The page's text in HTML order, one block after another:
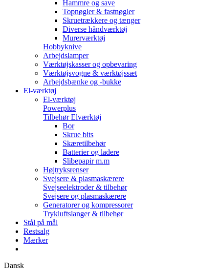
Hammre og save
Topnøgler & fastnøgler
Skruetrækkere og tænger
Diverse håndværktøj
Murerværktøj
Hobbyknive
Arbejdslamper
Værktøjskasser og opbevaring
Værktøjsvogne & værktøjssæt
Arbejdsbænke og -bukke
El-værktøj
El-værktøj
Powerplus
Tilbehør Elværktøj
Bor
Skrue bits
Skæretilbehør
Batterier og ladere
Slibepapir m.m
Højtryksrenser
Svejsere & plasmaskærere
Svejseelektroder & tilbehør
Svejsere og plasmaskærere
Generatorer og kompressorer
Trykluftslanger & tilbehør
Stål på mål
Restsalg
Mærker
Dansk